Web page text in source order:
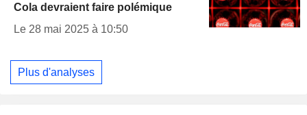
Cola devraient faire polémique
Le 28 mai 2025 à 10:50
Plus d'analyses